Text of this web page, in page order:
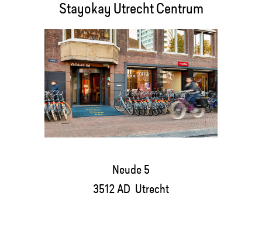
Stayokay Utrecht Centrum
Neude 5
3512 AD Utrecht